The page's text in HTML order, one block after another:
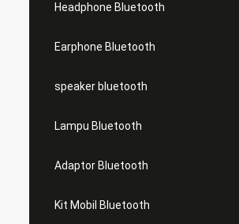
Headphone Bluetooth
Earphone Bluetooth
speaker bluetooth
Lampu Bluetooth
Adaptor Bluetooth
Kit Mobil Bluetooth